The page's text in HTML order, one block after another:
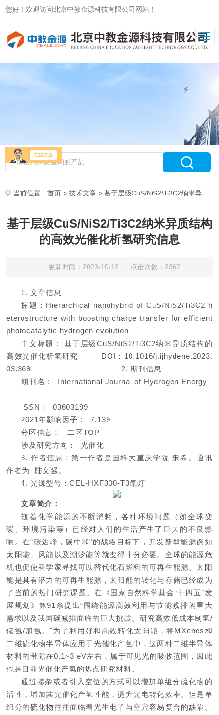
您好！欢迎访问北京中教金源科技有限公司网站！
当前位置：首页 >技术文章 > 基于层级CuS/NiS2/Ti3C2纳米异质结构的高效光催化析氢研究信息
基于层级CuS/NiS2/Ti3C2纳米异质结构
的高效光催化析氢研究信息
更新时间：2023-10-12 点击次数：2362
1. 文章信息
标题：Hierarchical nanohybrid of CuS/NiS2/Ti3C2 h
eterostructure with boosting charge transfer for efficient
photocatalytic hydrogen evolution
中文标题： 基于层级CuS/NiS2/Ti3C2纳米异质结构的
高效光催化析氢研究 DOI：10.1016/j.ijhydene.2023.
03.369
2. 期刊信息
期刊名： International Journal of Hydrogen Energy
ISSN： 03603199
2021年影响因子： 7.139
分区信息： 二区TOP
涉及研究方向： 光催化
3. 作者信息：第一作者是国科大重庆学院 朱希。通讯
作者为 陆文强。
4. 光源型号：CEL-HXF300-T3氙灯
文章简介：
随着化学能源的不断消耗，各种环境问题（如全球变
暖、环境污染等）已经对人们的生活产生了巨大的不良影
响。在“碳达峰，碳中和"的战略目标下，开发新型能源例如
太阳能、风能以及潮汐能等就变得十分必要。全球的能源危
机也促使科学家寻找可以替代化石燃料的可再生能源。太阳
能是具有潜力的可再生能源，太阳能的转化与存储已经成为
了当前的热门研究课题。在《国家自然科学基金“十四五"发
展规划》第91条提出“围绕能源高效利用与节能减排的重大
需求以及我国碳减排面临的巨大挑战。研究高效低成本制氢/
储氢/加氢。"为了利用好和高效转化太阳能，将MXenes和
二维硫化物半导体应用于光催化产氢中，这两种二维半导体
材料的带隙在0.1~3 eV左右，属于可见光的吸收范围，因此
也是目前光催化产氢的热点研究材料。
通过掺杂或者引入空位的方式可以增加单组分硫化物的
活性，增加其光催化产氢性能，提升光电转化效率。但是单
组分的硫化物往往面临着光生电子与空穴容易复合的缺陷。